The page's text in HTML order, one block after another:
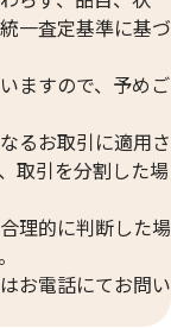
買取
1oz 31.1g
町店
一査定基準に基づ
ますので、予めご
るお取引に適用さ
取引を分割した場
理的に判断した場
お電話にてお問い